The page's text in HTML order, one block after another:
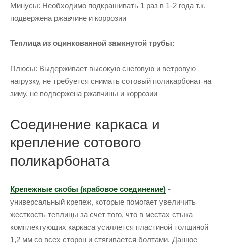
Минусы: Необходимо подкрашивать 1 раз в 1-2 года т.к.
подвержена ржавчине и коррозии
Теплица из оцинкованной замкнутой трубы:
Плюсы: Выдерживает высокую снеговую и ветровую
нагрузку, не требуется снимать сотовый поликарбонат на
зиму, не подвержена ржавчины и коррозии
Соединение каркаса и
крепление сотового
поликарбоната
Крепежные скобы (крабовое соединение) -
универсальный крепеж, которые помогает увеличить
жесткость теплицы за счет того, что в местах стыка
комплектующих каркаса усиляется пластиной толщиной
1,2 мм со всех сторон и стягивается болтами. Данное